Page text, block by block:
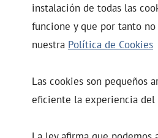
instalación de todas las
funcione y que por tanto
nuestra Política de Cookies
Las cookies son pequeños
eficiente la experiencia del